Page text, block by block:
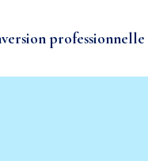
professionnelle